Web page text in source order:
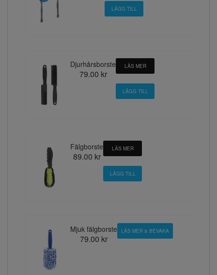
Djurhårsborste
79.00 kr
LÄS MER
Fälgborste
89.00 kr
LÄS MER
Mjuk fälgborste
79.00 kr
LÄS MER & BEVAKA